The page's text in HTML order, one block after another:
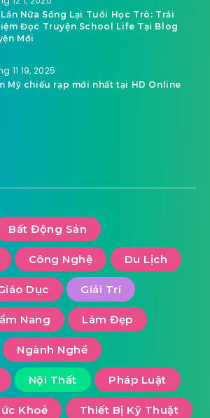
Nữa Sống Lại Tuổi Học Trò: Trải
Đọc Truyện School Life Tại Blog
Mới
11 19, 2025
Mỹ chiếu rạp mới nhất tại HD Online
Bất Động Sản
Công Nghệ Du Lịch
Dục Giải Trí
Nang Làm Đẹp
Ngành Nghề
Nội Thất Pháp Luật
Khoẻ Thiết Bị Kỹ Thuật